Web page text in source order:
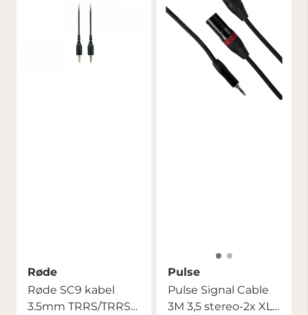
Røde
Røde SC9 kabel
3.5mm TRRS/TRRS
Pulse
Pulse Signal Cable
3M 3,5 stereo-2x XLR